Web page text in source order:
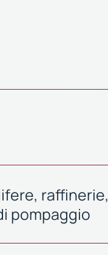
raffinerie,
pompaggio